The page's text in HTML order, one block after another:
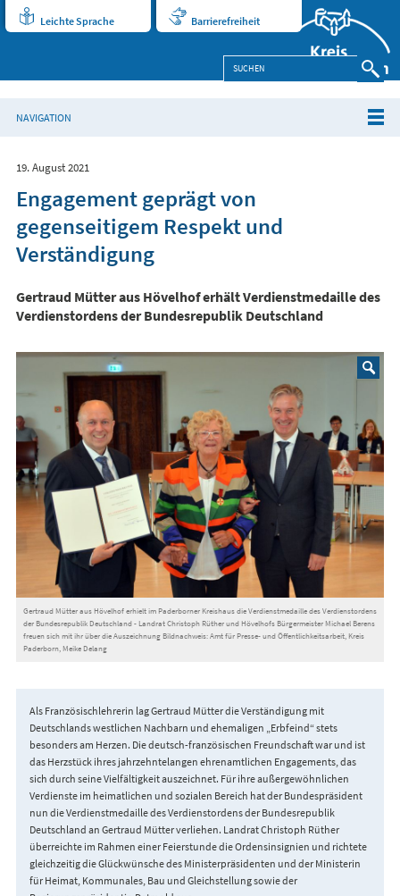
Leichte Sprache Barrierefreiheit
NAVIGATION
19. August 2021
Engagement geprägt von
gegenseitigem Respekt und
Verständigung
Gertraud Mütter aus Hövelhof erhält Verdienstmedaille des
Verdienstordens der Bundesrepublik Deutschland
Gertraud Mütter aus Hövelhof erhielt im Paderborner Kreishaus die Verdienstmedaille des Verdienstordens
der Bundesrepublik Deutschland - Landrat Christoph Rüther und Hövelhofs Bürgermeister Michael Berens
freuen sich mit ihr über die Auszeichnung Bildnachweis: Amt für Presse- und Öffentlichkeitsarbeit, Kreis
Paderborn, Meike Delang
Als Französischlehrerin lag Gertraud Mütter die Verständigung mit
Deutschlands westlichen Nachbarn und ehemaligen „Erbfeind“ stets
besonders am Herzen. Die deutsch-französischen Freundschaft war und ist
das Herzstück ihres jahrzehntelangen ehrenamtlichen Engagements, das
sich durch seine Vielfältigkeit auszeichnet. Für ihre außergewöhnlichen
Verdienste im heimatlichen und sozialen Bereich hat der Bundespräsident
nun die Verdienstmedaille des Verdienstordens der Bundesrepublik
Deutschland an Gertraud Mütter verliehen. Landrat Christoph Rüther
überreichte im Rahmen einer Feierstunde die Ordensinsignien und richtete
gleichzeitig die Glückwünsche des Ministerpräsidenten und der Ministerin
für Heimat, Kommunales, Bau und Gleichstellung sowie der